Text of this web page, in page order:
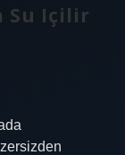
Su Içilir